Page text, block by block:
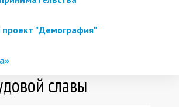
"Демография"
славы